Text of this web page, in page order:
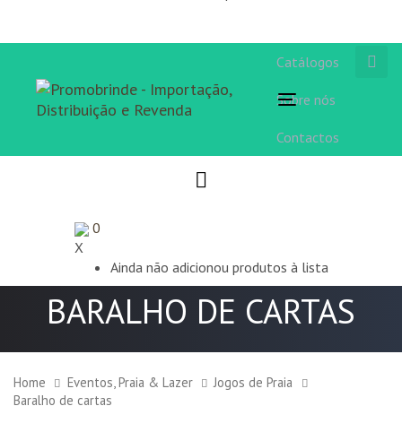
Toggle
Catálogos
Sobre nós
Contactos
0
X
Ainda não adicionou produtos à lista
BARALHO DE CARTAS
Home Eventos, Praia & Lazer
Jogos de Praia
Baralho de cartas